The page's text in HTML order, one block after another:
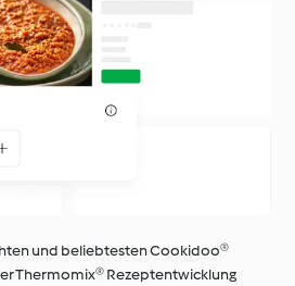
und beliebtesten Cookidoo®
Thermomix® Rezeptentwicklung